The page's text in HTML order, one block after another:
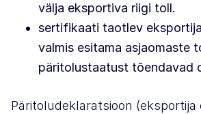
välja eksportiva riigi toll.
sertifikaati taotlev
valmis esitama asjaomaste
päritolustaatust tõendavad
Päritoludeklaratsioon (eksportija